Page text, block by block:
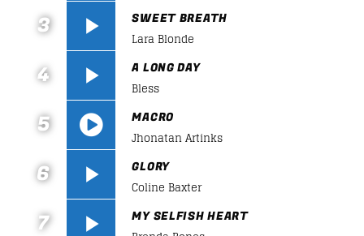
ABOUT JENNY
A journey into the experimental music to enjoy new
form of music.
UPCOMING SHOWS
https://soundcloud.com/lifeofdesiigner/
panda
3 SWEET BREATH
Lara Blonde
4 A LONG DAY
Bless
5 MACRO
Jhonatan Artinks
https://soundcloud.com/lifeofdesiigner/
panda
6 GLORY
Coline Baxter
7 MY SELFISH HEART